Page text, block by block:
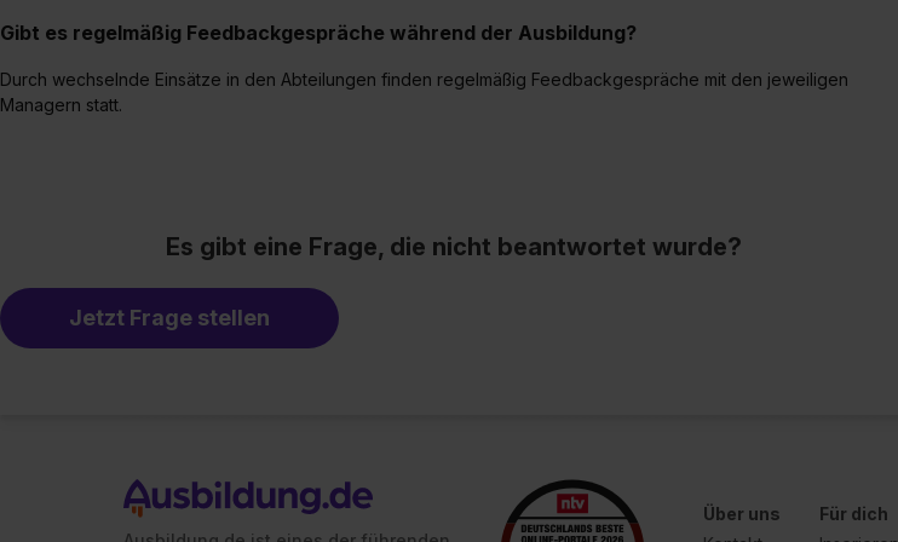
Gibt es regelmäßig Feedbackgespräche während der Ausbildung?
Durch wechselnde Einsätze in den Abteilungen finden regelmäßig Feedbackgespräche mit den jeweiligen
Managern statt.
Es gibt eine Frage, die nicht beantwortet wurde?
Jetzt Frage stellen
Über uns
Für dich